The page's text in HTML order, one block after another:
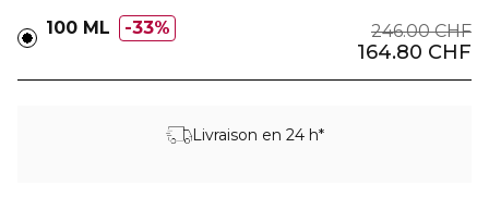
100 ML 33% 246.00 CHF
164.80 CHF
Livraison en 24 h*